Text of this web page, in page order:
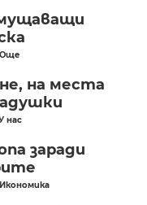
Още
на места
нас
заради
Икономика